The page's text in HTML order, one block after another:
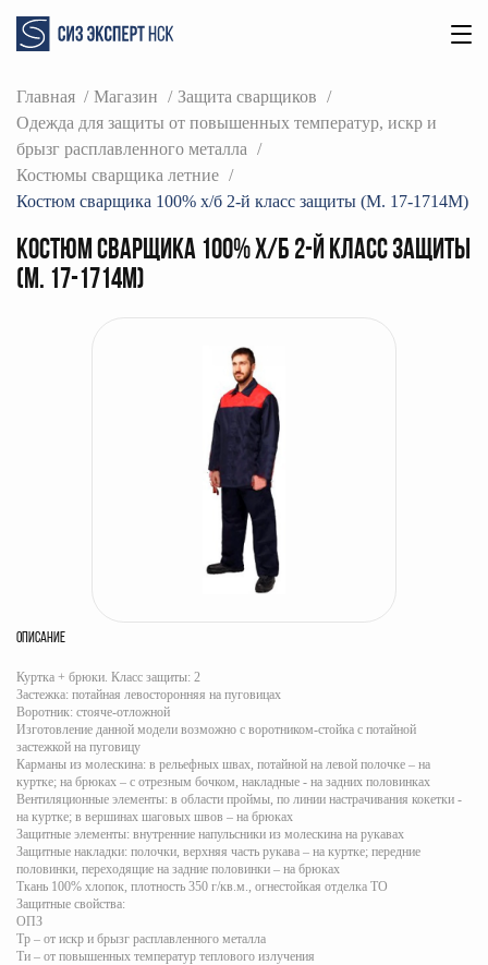
Главная Магазин
Защита сварщиков
Одежда для защиты от повышенных температур, искр и
брызг расплавленного металла
Костюмы сварщика летние
Костюм сварщика 100% х/б 2-й класс защиты (М. 17-1714М)
Костюм сварщика 100% х/б 2-й класс защиты
(М. 17-1714М)
ОПИСАНИЕ
Куртка + брюки. Класс защиты: 2
Застежка: потайная левосторонняя на пуговицах
Воротник: стояче-отложной
Изготовление данной модели возможно с воротником-стойка с потайной
застежкой на пуговицу
Карманы из молескина: в рельефных швах, потайной на левой полочке – на
куртке; на брюках – с отрезным бочком, накладные - на задних половинках
Вентиляционные элементы: в области проймы, по линии настрачивания кокетки -
на куртке; в вершинах шаговых швов – на брюках
Защитные элементы: внутренние напульсники из молескина на рукавах
Защитные накладки: полочки, верхняя часть рукава – на куртке; передние
половинки, переходящие на задние половинки – на брюках
Ткань 100% хлопок, плотность 350 г/кв.м., огнестойкая отделка ТО
Защитные свойства:
ОПЗ
Тр – от искр и брызг расплавленного металла
Ти – от повышенных температур теплового излучения